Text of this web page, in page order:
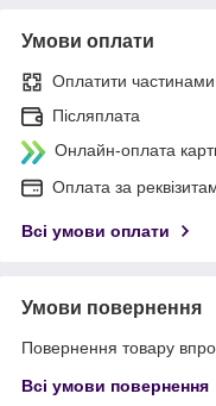
Умови оплати
Оплатити частинами
Післяплата
Онлайн-оплата
Оплата за
Всі умови оплати
Умови повернення
Повернення товару
Всі умови повернення